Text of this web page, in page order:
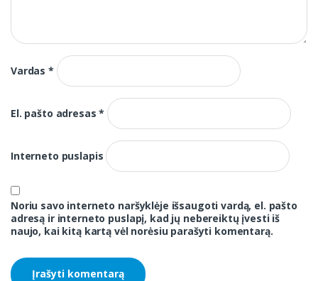
Vardas*
El. pašto adresas*
Interneto puslapis
Noriu savo interneto naršyklėje išsaugoti vardą, el. pašto
adresą ir interneto puslapį, kad jų nebereiktų įvesti iš
naujo, kai kitą kartą vėl norėsiu parašyti komentarą.